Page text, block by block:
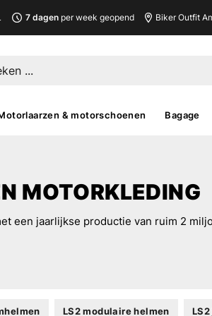
7 dagen per week geopend Biker Outfit
& motorschoenen Bagage
MOTORKLEDING
een jaarlijkse productie van ruim 2
LS2 modulaire helmen